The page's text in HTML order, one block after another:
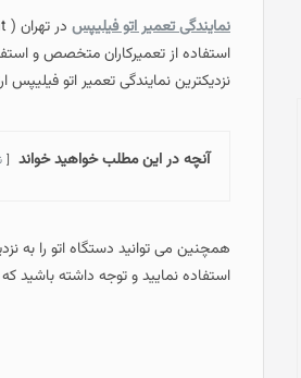
نمایندگی تعمیر اتو فیلیپس
نزدیکترین نمایندگی تعمیر اتو فیلیپس
آنچه در این مطلب خواهید خواند
همچنین می توانید دستگاه اتو را به
استفاده نمایید و توجه داشته باشید